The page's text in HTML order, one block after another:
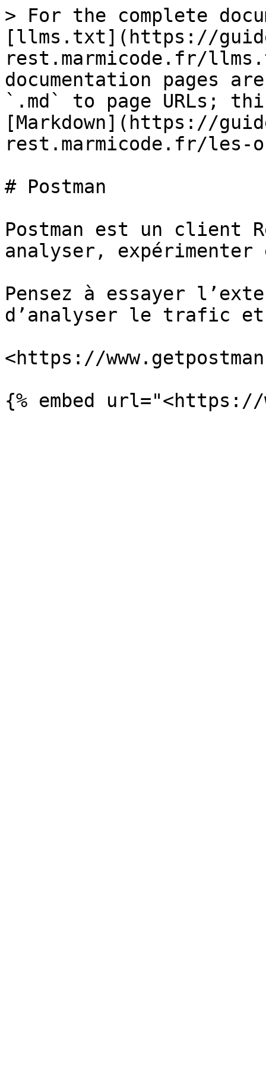
> For the complete
[llms.txt](https://
rest.marmicode.fr/
documentation pages
`.md` to page URLs;
[Markdown](https://
rest.marmicode.fr/les-
# Postman
Postman est un client
analyser, expérimenter
Pensez à essayer
d’analyser le trafic
<https://